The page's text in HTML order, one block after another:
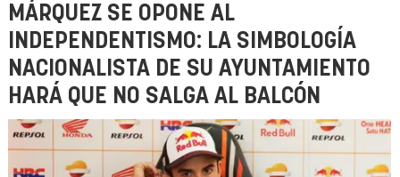
MÁRQUEZ SE OPONE AL
INDEPENDENTISMO: LA SIMBOLOGÍA
NACIONALISTA DE SU AYUNTAMIENTO
HARÁ QUE NO SALGA AL BALCÓN